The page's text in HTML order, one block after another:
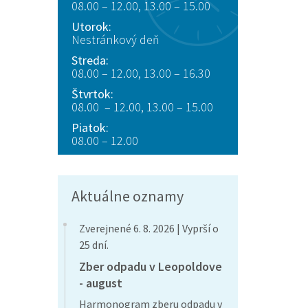
08.00 – 12.00, 13.00 – 15.00
Utorok:
Nestránkový deň
Streda:
08.00 – 12.00, 13.00 – 16.30
Štvrtok:
08.00 – 12.00, 13.00 – 15.00
Piatok:
08.00 – 12.00
Aktuálne oznamy
Zverejnené 6. 8. 2026 | Vyprší o
25 dní.
Zber odpadu v Leopoldove
- august
Harmonogram zberu odpadu v